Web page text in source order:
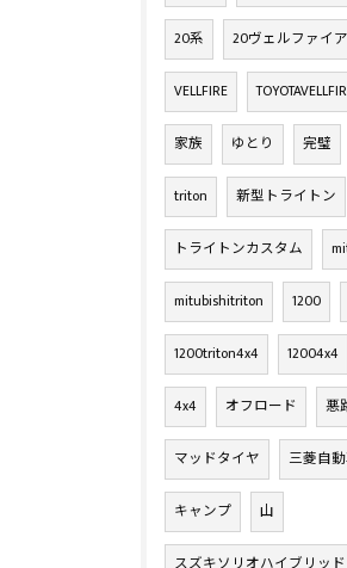
20系 20ヴェルファイア
VELLFIRE
家族 ゆとり 完璧
triton 新型トライトン
トライトンカスタム
mitubishitriton 1200
1200triton4x4 12004x4
4x4 オフロード 悪
マッドタイヤ 三菱自
キャンプ 山